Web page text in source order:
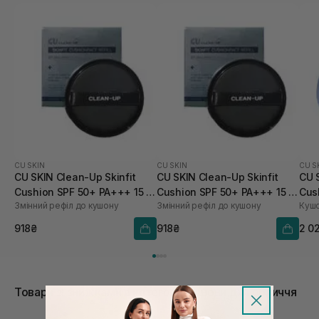
CU SKIN
CU SKIN Clean-Up Skinfit
Cushion SPF 50+ PA+++ 15 г
21 тон
Змінний рефіл до кушону
918₴
CU SKIN
CU SKIN Clean-Up Skinfit
Cushion SPF 50+ PA+++ 15 г
23 тон
Змінний рефіл до кушону
918₴
CU
CU
2
Товари зі знижками в категорії Кушони для обличчя